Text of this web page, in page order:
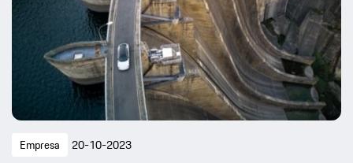
Empresa 20-10-2023